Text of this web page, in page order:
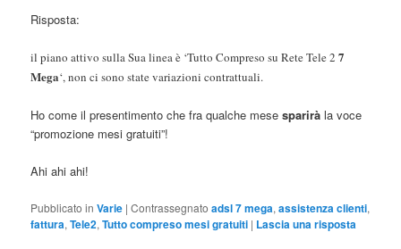
Risposta:
il piano attivo sulla Sua linea è ‘Tutto Compreso su Rete Tele 27
Mega‘, non ci sono state variazioni contrattuali.
Ho come il presentimento che fra qualche mesesparirà la voce
“promozione mesi gratuiti”!
Ahi ahi ahi!
Pubblicato in Varie |Contrassegnato adsl 7 mega,assistenza clienti,
fattura,Tele2,Tutto compreso mesi gratuiti | Lascia una risposta